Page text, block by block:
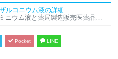
ルコニウム液の詳細
売医薬品の塩化アルミニウムベンザルコニウム液の違い
Pocket LINE